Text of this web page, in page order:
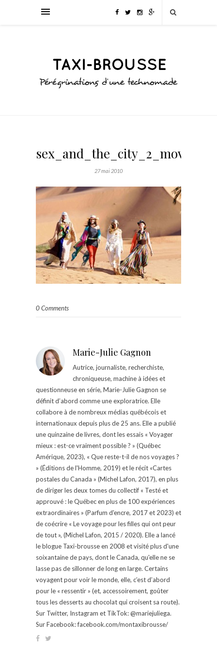
sex_and_the_city_2_movie4
27 mai 2010
0 Comments
Marie-Julie Gagnon
Autrice, journaliste, recherchiste,
chroniqueuse, machine à idées et
questionneuse en série, Marie-Julie Gagnon se
définit d’abord comme une exploratrice. Elle
collabore à de nombreux médias québécois et
internationaux depuis plus de 25 ans. Elle a publié
une quinzaine de livres, dont les essais « Voyager
mieux : est-ce vraiment possible ? » (Québec
Amérique, 2023), « Que reste-t-il de nos voyages ?
» (Éditions de l'Homme, 2019) et le récit «Cartes
postales du Canada » (Michel Lafon, 2017), en plus
de diriger les deux tomes du collectif « Testé et
approuvé : le Québec en plus de 100 expériences
extraordinaires » (Parfum d'encre, 2017 et 2023) et
de coécrire « Le voyage pour les filles qui ont peur
de tout », (Michel Lafon, 2015 / 2020). Elle a lancé
le blogue Taxi-brousse en 2008 et visité plus d'une
soixantaine de pays, dont le Canada, qu'elle ne se
lasse pas de sillonner de long en large. Certains
voyagent pour voir le monde, elle, c’est d’abord
pour le « ressentir » (et, accessoirement, goûter
tous les desserts au chocolat qui croisent sa route).
Sur Twitter, Instagram et TikTok: @mariejuliega.
Sur Facebook: facebook.com/montaxibrousse/